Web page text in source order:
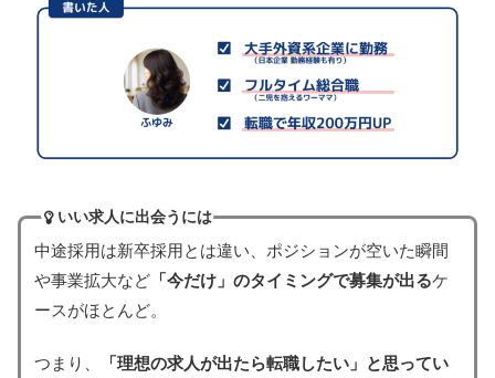
いい求人に出会うには
中途採用は新卒採用とは違い、ポジションが空いた瞬間
や事業拡大など 「今だけ」のタイミングで募集が出るケ
ースがほとんど。
つまり、
「理想の求人が出たら転職したい」と思ってい